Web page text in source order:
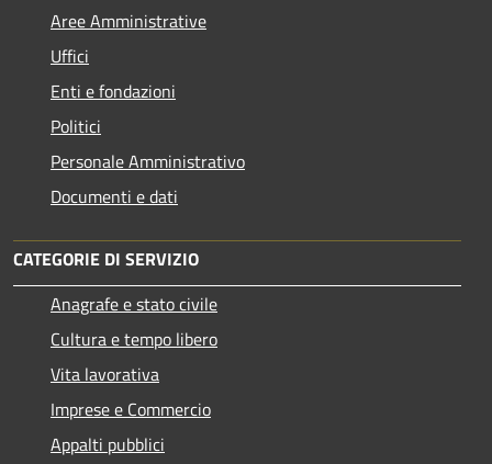
Aree Amministrative
Uffici
Enti e fondazioni
Politici
Personale Amministrativo
Documenti e dati
CATEGORIE DI SERVIZIO
Anagrafe e stato civile
Cultura e tempo libero
Vita lavorativa
Imprese e Commercio
Appalti pubblici